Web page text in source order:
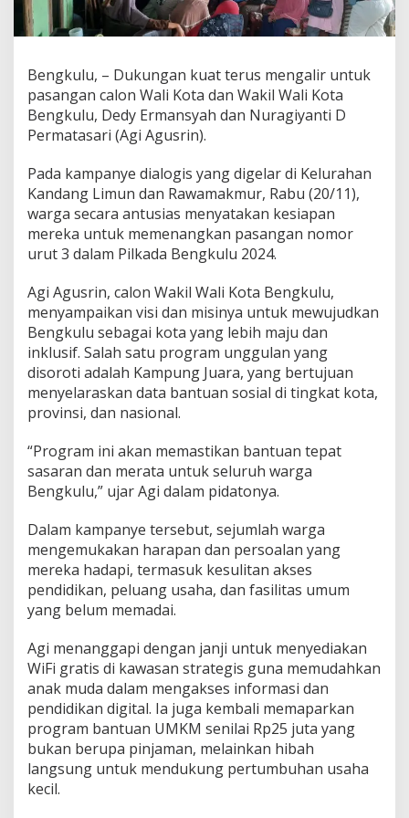
Bengkulu, – Dukungan kuat terus mengalir untuk
pasangan calon Wali Kota dan Wakil Wali Kota
Bengkulu, Dedy Ermansyah dan Nuragiyanti D
Permatasari (Agi Agusrin).
Pada kampanye dialogis yang digelar di Kelurahan
Kandang Limun dan Rawamakmur, Rabu (20/11),
warga secara antusias menyatakan kesiapan
mereka untuk memenangkan pasangan nomor
urut 3 dalam Pilkada Bengkulu 2024.
Agi Agusrin, calon Wakil Wali Kota Bengkulu,
menyampaikan visi dan misinya untuk mewujudkan
Bengkulu sebagai kota yang lebih maju dan
inklusif. Salah satu program unggulan yang
disoroti adalah Kampung Juara, yang bertujuan
menyelaraskan data bantuan sosial di tingkat kota,
provinsi, dan nasional.
“Program ini akan memastikan bantuan tepat
sasaran dan merata untuk seluruh warga
Bengkulu,” ujar Agi dalam pidatonya.
Dalam kampanye tersebut, sejumlah warga
mengemukakan harapan dan persoalan yang
mereka hadapi, termasuk kesulitan akses
pendidikan, peluang usaha, dan fasilitas umum
yang belum memadai.
Agi menanggapi dengan janji untuk menyediakan
WiFi gratis di kawasan strategis guna memudahkan
anak muda dalam mengakses informasi dan
pendidikan digital. Ia juga kembali memaparkan
program bantuan UMKM senilai Rp25 juta yang
bukan berupa pinjaman, melainkan hibah
langsung untuk mendukung pertumbuhan usaha
kecil.